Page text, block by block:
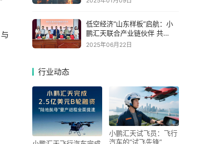
低空经济“山东样板”启航：小
鹏汇天联合产业链伙伴 共
拓"飞行汽车+文旅"新生态
2025年06月22日
行业动态
小鹏汇天试飞员：飞行
汽车的“试飞先锋”